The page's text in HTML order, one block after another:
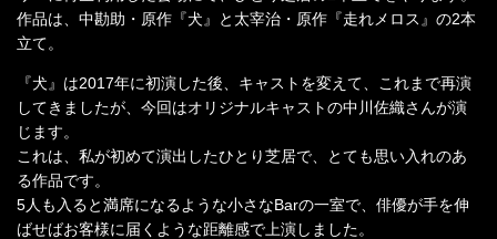
作品は、中勘助・原作『犬』と太宰治・原作『走れメロス』の2本
立て。
『犬』は2017年に初演した後、キャストを変えて、これまで再演
してきましたが、今回はオリジナルキャストの中川佐織さんが演
じます。
これは、私が初めて演出したひとり芝居で、とても思い入れのあ
る作品です。
5人も入ると満席になるような小さなBarの一室で、俳優が手を伸
ばせばお客様に届くような距離感で上演しました。